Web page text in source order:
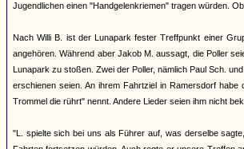
Jugendlichen einen "Handgelenkriemen" tragen würden.
Nach Willi B. ist der Lunapark fester Treffpunkt einer
angehören. Während aber Jakob M. aussagt, die Poller
Lunapark zu stoßen. Zwei der Poller, nämlich Paul Sch.
erschienen seien. An ihrem Fahrtziel in Ramersdorf
Trommel die rührt" nennt. Andere Lieder seien ihm nicht
"L. spielte sich bei uns als Führer auf, was derselbe